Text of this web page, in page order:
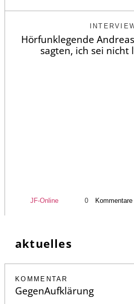
Hörfunklegende
sagten, ich sei nicht
JF-Online 0
aktuelles
KOMMENTAR
GegenAufklärung